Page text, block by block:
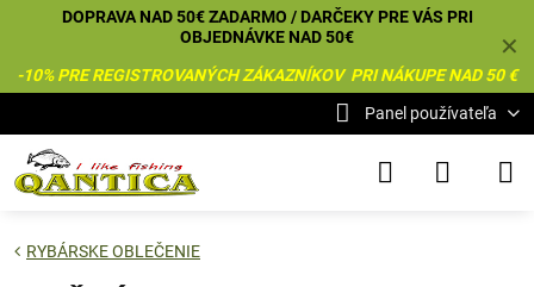
✕
DOPRAVA NAD 50€ ZADARMO / DARČEKY PRE VÁS PRI
OBJEDNÁVKE NAD 50€
-10% PRE REGISTROVANÝCH ZÁKAZNÍKOV PRI NÁKUPE NAD 50 €
Panel používateľa
RYBÁRSKE OBLEČENIE